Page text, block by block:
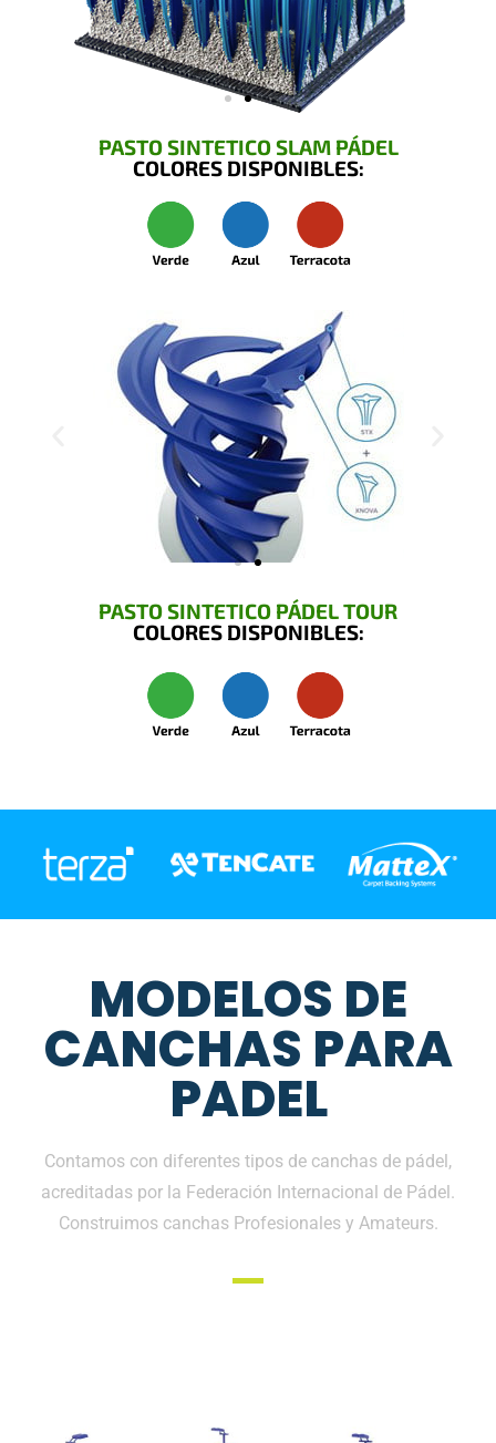
PASTO SINTETICO SLAM PÁDEL
COLORES DISPONIBLES:
PASTO SINTETICO PÁDEL TOUR
COLORES DISPONIBLES:
MODELOS DE
CANCHAS PARA
PADEL
Contamos con diferentes tipos de canchas de pádel,
acreditadas por la Federación Internacional de Pádel.
Construimos canchas Profesionales y Amateurs.